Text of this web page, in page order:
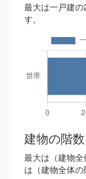
最大は一戸建
す。
建物の階数
最大は（建物
は（建物全体の